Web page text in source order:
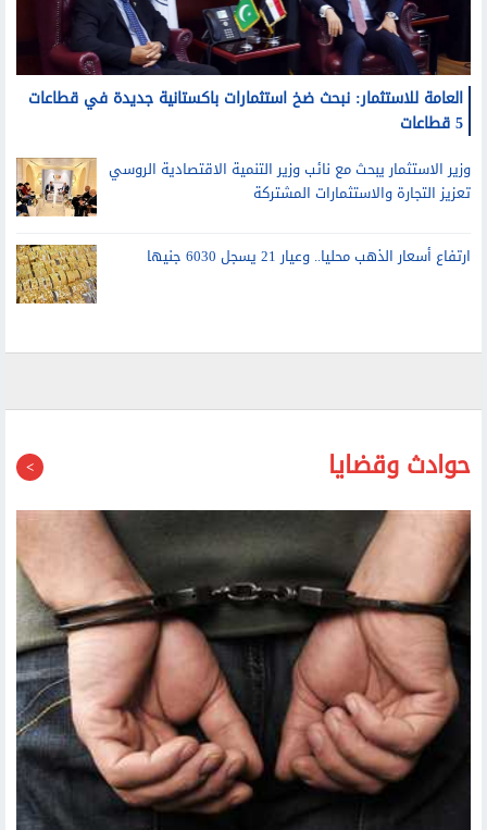
العامة للاستثمار: نبحث ضخ استثمارات باكستانية جديدة في قطاعات
وزير الاستثمار يبحث مع نائب وزير التنمية الاقتصادية الروسي
ارتفاع أسعار الذهب محليا.. وعيار 21 يسجل 6030 جنيها
حوادث وقضايا